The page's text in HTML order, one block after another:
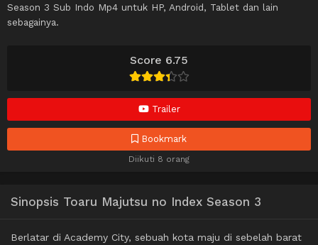
Score 6.75
Trailer
Bookmark
Diikuti 8 orang
Season 3 Sub Indo Mp4 untuk HP, Android, Tablet dan lain
sebagainya.
Sinopsis Toaru Majutsu no Index Season 3
Berlatar di Academy City, sebuah kota maju di sebelah barat